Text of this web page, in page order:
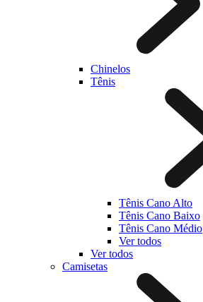
Chinelos
Tênis
Tênis Cano Alto
Tênis Cano Baixo
Tênis Cano Médio
Ver todos
Ver todos
Camisetas